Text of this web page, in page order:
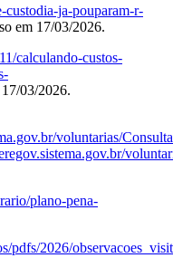
ja-pouparam-r-
em 17/03/2026.
calculando-custos-
03/2026.
voluntarias/
plano-pena-
pdfs/2026/